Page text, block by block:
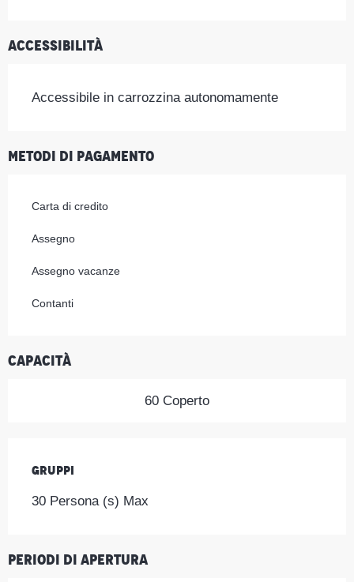
Accessibilità
Accessibile in carrozzina autonomamente
Metodi di pagamento
Carta di credito
Assegno
Assegno vacanze
Contanti
Capacità
60 Coperto
Gruppi
Gruppi
30 Persona (s) Max
Periodi di apertura